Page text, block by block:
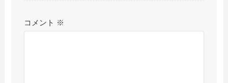
コメント ※